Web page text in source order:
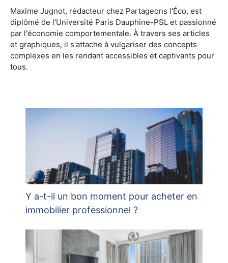
Maxime Jugnot, rédacteur chez Partageons l'Éco, est
diplômé de l'Université Paris Dauphine-PSL et passionné
par l'économie comportementale. À travers ses articles
et graphiques, il s'attache à vulgariser des concepts
complexes en les rendant accessibles et captivants pour
tous.
Y a-t-il un bon moment pour acheter en
immobilier professionnel ?